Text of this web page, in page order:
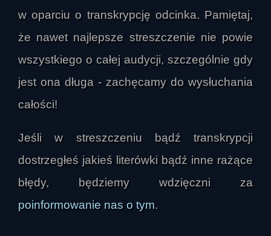
Podkreśla, że pisze przede wszystkim z myślą o
się tymi tematami, choć w późniejszych
częściach pojawiają się bardziej złożone i
wymagające wątki.
W centrum rozmowy znajduje się kwestia
klasyczne psychoanalityczne rozumienie
podświadomości, uznając je za sztuczny
konstrukt. Według niego istnieje raczej jedna
różnych poziomach dostrojenia, a to, co zwykle
w oparciu o transkrypcję odcinka. Pamiętaj,
że nawet najlepsze streszczenie nie powie
wszystkiego o całej audycji, szczególnie gdy
jest ona długa - zachęcamy do wysłuchania
całości!
Jeśli w streszczeniu bądź transkrypcji
dostrzegłeś jakieś literówki bądź inne rażące
błędy, będziemy wdzięczni za
poinformowanie nas o tym.